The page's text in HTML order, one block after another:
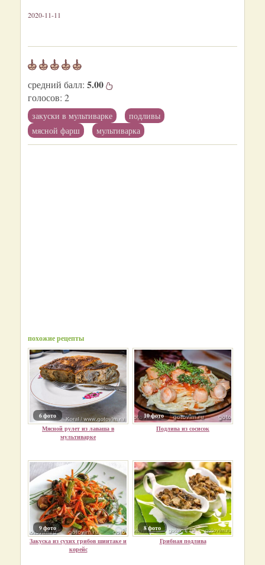
2020-11-11
средний балл: 5.00
голосов: 2
закуски в мультиварке
подливы
мясной фарш
мультиварка
похожие рецепты
6 фото
Мясной рулет из лаваша в
мультиварке
10 фото
Подлива из сосисок
9 фото
Закуска из сухих грибов шиитаке и
корейс
8 фото
Грибная подлива